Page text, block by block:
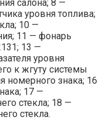
салона; 8 —
уровня топлива;
10 —
11 — фонарь
13 —
уровня
к жгуту системы
номерного знака; 16
17 —
стекла; 18 —
стекла.